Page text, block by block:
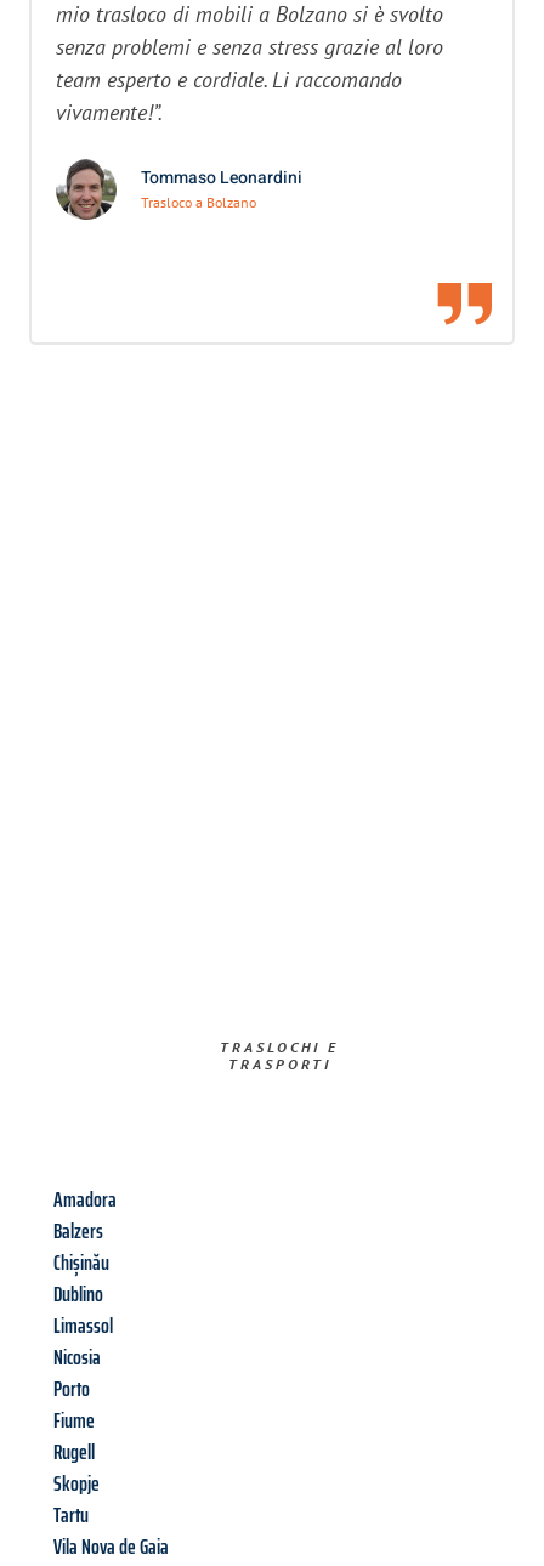
mio trasloco di mobili a Bolzano si è svolto
senza problemi e senza stress grazie al loro
team esperto e cordiale. Li raccomando
vivamente!”.
Tommaso Leonardini
Trasloco a Bolzano
TRASLOCHI E
TRASPORTI​
Amadora
Balzers
Chișinău
Dublino
Limassol
Nicosia
Porto
Fiume
Rugell
Skopje
Tartu
Vila Nova de Gaia